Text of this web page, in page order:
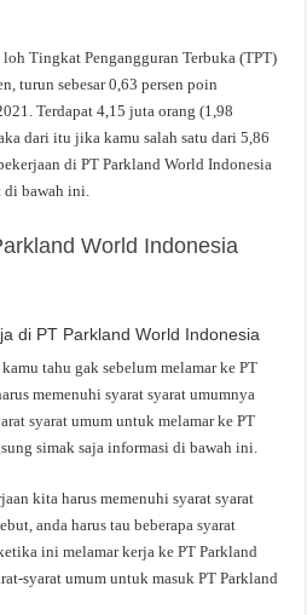
Tingkat Pengangguran Terbuka (TPT)
turun sebesar 0,63 persen poin
Terdapat 4,15 juta orang (1,98
dari itu jika kamu salah satu dari 5,86
di PT Parkland World Indonesia
bawah ini.
World Indonesia
di PT Parkland World Indonesia
tahu gak sebelum melamar ke PT
memenuhi syarat syarat umumnya
syarat umum untuk melamar ke PT
simak saja informasi di bawah ini.
kita harus memenuhi syarat syarat
anda harus tau beberapa syarat
ini melamar kerja ke PT Parkland
syarat umum untuk masuk PT Parkland